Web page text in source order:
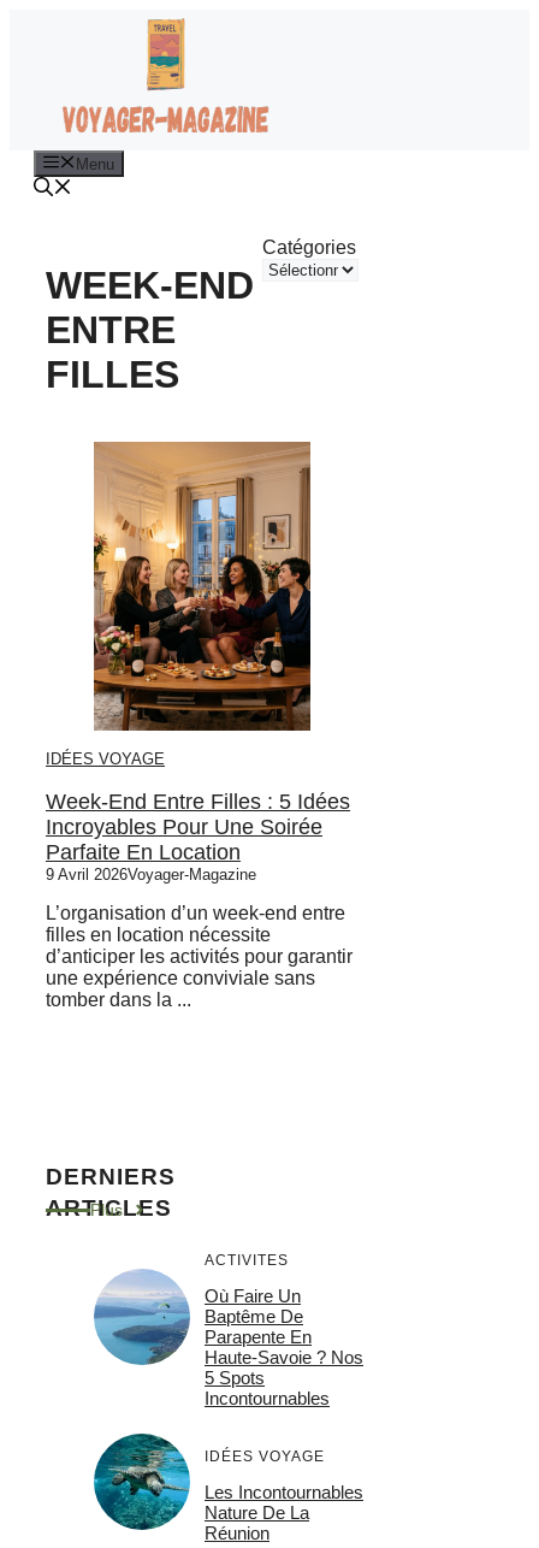
Menu
WEEK-END
ENTRE
FILLES
Catégories
IDÉES VOYAGE
Week-End Entre Filles : 5 Idées
Incroyables Pour Une Soirée
Parfaite En Location
9 Avril 2026Voyager-Magazine
L’organisation d’un week-end entre
filles en location nécessite
d’anticiper les activités pour garantir
une expérience conviviale sans
tomber dans la ...
DERNIERS
ARTICLES
Plus
ACTIVITES
Où Faire Un
Baptême De
Parapente En
Haute-Savoie ? Nos
5 Spots
Incontournables
IDÉES VOYAGE
Les Incontournables
Nature De La
Réunion